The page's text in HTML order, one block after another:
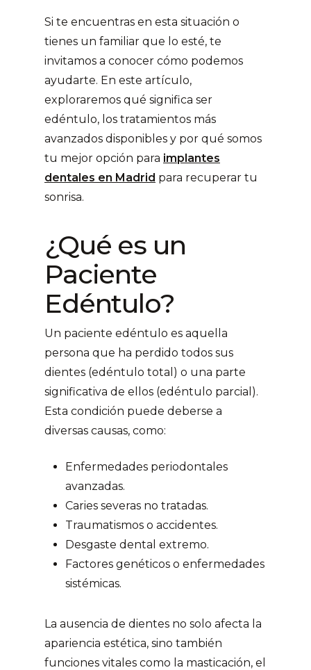
Si te encuentras en esta situación o
tienes un familiar que lo esté, te
invitamos a conocer cómo podemos
ayudarte. En este artículo,
exploraremos qué significa ser
edéntulo, los tratamientos más
avanzados disponibles y por qué somos
tu mejor opción para implantes
dentales en Madrid para recuperar tu
sonrisa.
¿Qué es un
Paciente
Edéntulo?
Un paciente edéntulo es aquella
persona que ha perdido todos sus
dientes (edéntulo total) o una parte
significativa de ellos (edéntulo parcial).
Esta condición puede deberse a
diversas causas, como:
Enfermedades periodontales
avanzadas.
Caries severas no tratadas.
Traumatismos o accidentes.
Desgaste dental extremo.
Factores genéticos o enfermedades
sistémicas.
La ausencia de dientes no solo afecta la
apariencia estética, sino también
funciones vitales como la masticación, el